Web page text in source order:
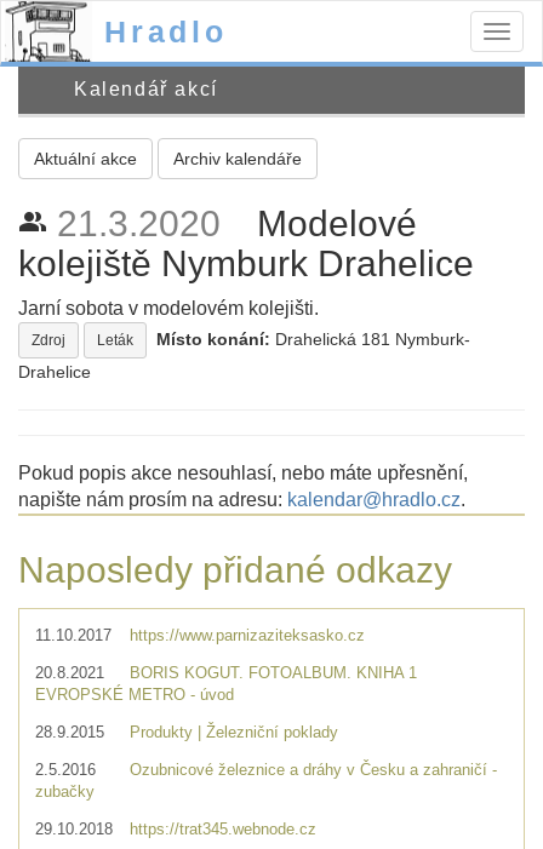
Hradlo
Kalendář akcí
Aktuální akce Archiv kalendáře
people_alt 21.3.2020
Modelové
kolejiště Nymburk Drahelice
Jarní sobota v modelovém kolejišti.
Zdroj Leták Místo konání: Drahelická 181 Nymburk-
Drahelice
Pokud popis akce nesouhlasí, nebo máte upřesnění,
napište nám prosím na adresu: kalendar@hradlo.cz.
Naposledy přidané odkazy
11.10.2017 https://www.parnizaziteksasko.cz
20.8.2021
BORIS KOGUT. FOTOALBUM. KNIHA 1
EVROPSKÉ METRO - úvod
28.9.2015 Produkty | Železniční poklady
2.5.2016
Ozubnicové železnice a dráhy v Česku a zahraničí -
zubačky
29.10.2018 https://trat345.webnode.cz